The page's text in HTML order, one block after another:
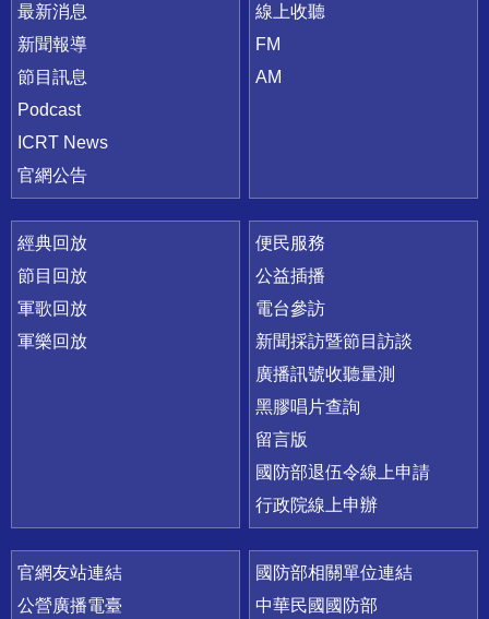
最新消息
新聞報導
節目訊息
Podcast
ICRT News
官網公告
線上收聽
FM
AM
經典回放
節目回放
軍歌回放
軍樂回放
便民服務
公益插播
電台參訪
新聞採訪暨節目訪談
廣播訊號收聽量測
黑膠唱片查詢
留言版
國防部退伍令線上申請
行政院線上申辦
官網友站連結
公營廣播電臺
國防部相關單位連結
中華民國國防部